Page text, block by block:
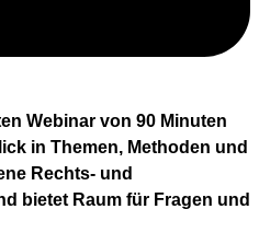
Webinar von 90 Minuten
in Themen, Methoden und
Rechts- und
bietet Raum für Fragen und